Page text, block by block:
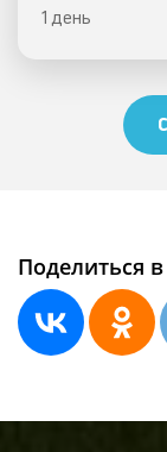
1 день
Поделиться в